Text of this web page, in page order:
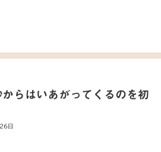
らはいあがってくるのを初
日